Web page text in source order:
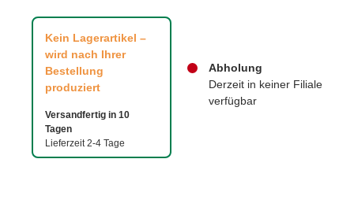
Kein Lagerartikel –
wird nach Ihrer
Bestellung
produziert
Versandfertig in 10
Tagen
Lieferzeit 2-4 Tage
Abholung
Derzeit in keiner Filiale
verfügbar